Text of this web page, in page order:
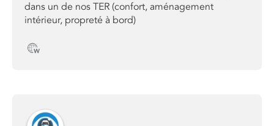
dans un de nos TER (confort, aménagement
intérieur, propreté à bord)